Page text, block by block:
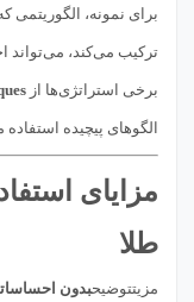
برای نمونه، الگوریتمی
ترکیب می‌کند، می‌تواند
برخی استراتژی‌ها از
الگوهای پیچیده استفاده
مزایای
طلا
مزیتتوضیحبدون احساسات